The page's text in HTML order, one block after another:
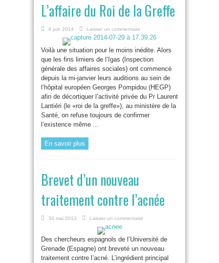
L’affaire du Roi de la Greffe
9 juin 2014 Laisser un commentaire
Voilà une situation pour le moins inédite. Alors
que les fins limiers de l’Igas (Inspection
générale des affaires sociales) ont commencé
depuis la mi-janvier leurs auditions au sein de
l’hôpital européen Georges Pompidou (HEGP)
afin de décortiquer l’activité privée du Pr Laurent
Lantiéri (le «roi de la greffe»), au ministère de la
Santé, on refuse toujours de confirmer
l’existence même ...
En savoir plus
Brevet d’un nouveau
traitement contre l’acnée
30 mai 2013 Laisser un commentaire
Des chercheurs espagnols de l’Université de
Grenade (Espagne) ont breveté un nouveau
traitement contre l’acné. L’ingrédient principal